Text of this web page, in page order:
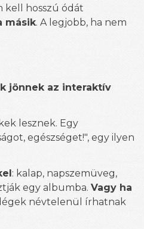
kell hosszú ódát
másik. A legjobb, ha nem
jönnek az interaktív
lesznek. Egy
egészséget!", egy ilyen
: kalap, napszemüveg,
egy albumba. Vagy ha
névtelenül írhatnak